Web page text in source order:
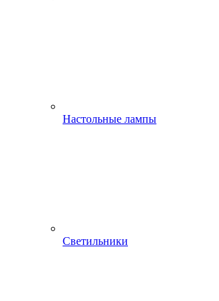
Настольные лампы
Светильники